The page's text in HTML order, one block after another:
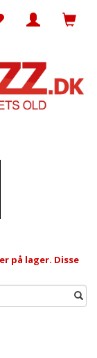
på lager. Disse